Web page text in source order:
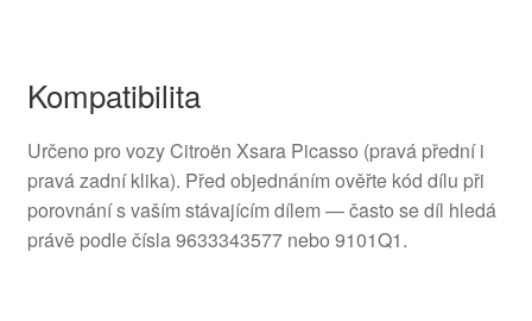
Kompatibilita
Určeno pro vozy Citroën Xsara Picasso (pravá přední i
pravá zadní klika). Před objednáním ověřte kód dílu při
porovnání s vaším stávajícím dílem — často se díl hledá
právě podle čísla 9633343577 nebo 9101Q1.